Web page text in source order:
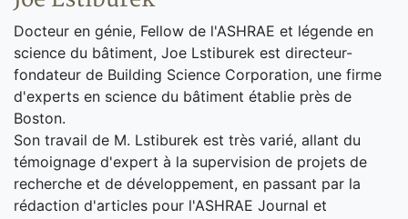
Docteur en génie, Fellow de l'ASHRAE et légende en
science du bâtiment, Joe Lstiburek est directeur-
fondateur de Building Science Corporation, une firme
d'experts en science du bâtiment établie près de
Boston.
Son travail de M. Lstiburek est très varié, allant du
témoignage d'expert à la supervision de projets de
recherche et de développement, en passant par la
rédaction d'articles pour l'ASHRAE Journal et